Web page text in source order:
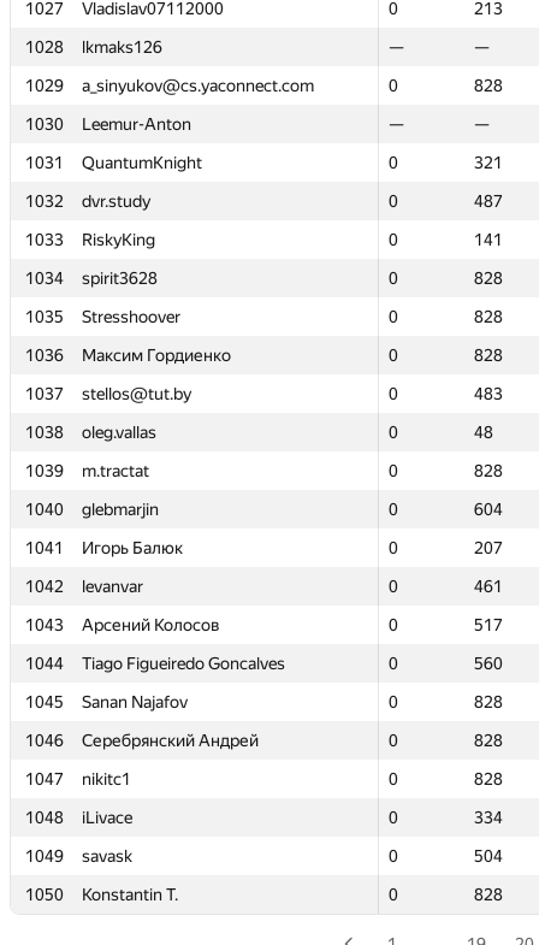
1027
Vladislav07112000 0
213
1028
lkmaks126 —
—
1029
a_sinyukov@cs.yaconnect.com 0
828
1030
Leemur-Anton —
—
1031
QuantumKnight 0
321
1032
dvr.study 0
487
1033
RiskyKing 0
141
1034
spirit3628 0
828
1035
Stresshoover 0
828
1036
Максим Гордиенко 0
828
1037
stellos@tut.by 0
483
1038
oleg.vallas 0
48
1039
m.tractat 0
828
1040
glebmarjin 0
604
1041
Игорь Балюк 0
207
1042
levanvar 0
461
1043
Арсений Колосов 0
517
1044
Tiago Figueiredo Goncalves 0
560
1045
Sanan Najafov 0
828
1046
Серебрянский Андрей 0
828
1047
nikitc1 0
828
1048
iLivace 0
334
1049
savask 0
504
1050
Konstantin T. 0 828
1027
Vladislav07112000 0
213
1028
lkmaks126 —
—
1029
a_sinyukov@cs.yaconnect.com 0
828
1030
Leemur-Anton —
—
1031
QuantumKnight 0
321
1032
dvr.study 0
487
1033
RiskyKing 0
141
1034
spirit3628 0
828
1035
Stresshoover 0
828
1036
Максим Гордиенко 0
828
1037
stellos@tut.by 0
483
1038
oleg.vallas 0
48
1039
m.tractat 0
828
1040
glebmarjin 0
604
1041
Игорь Балюк 0
207
1042
levanvar 0
461
1043
Арсений Колосов 0
517
1044
Tiago Figueiredo Goncalves 0
560
1045
Sanan Najafov 0
828
1046
Серебрянский Андрей 0
828
1047
nikitc1 0
828
1048
iLivace 0
334
1049
savask 0
504
1050
Konstantin T. 0 828